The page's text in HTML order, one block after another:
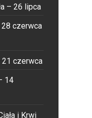
– 26 lipca
czerwca
21 czerwca
14
i Krwi